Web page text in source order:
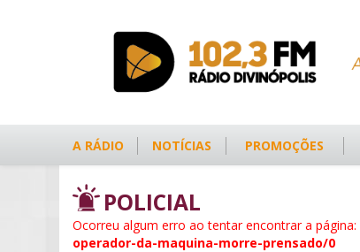
A RÁDIO NOTÍCIAS PROMOÇÕES
POLICIAL
Ocorreu algum erro ao tentar encontrar a página:
operador-da-maquina-morre-prensado/0